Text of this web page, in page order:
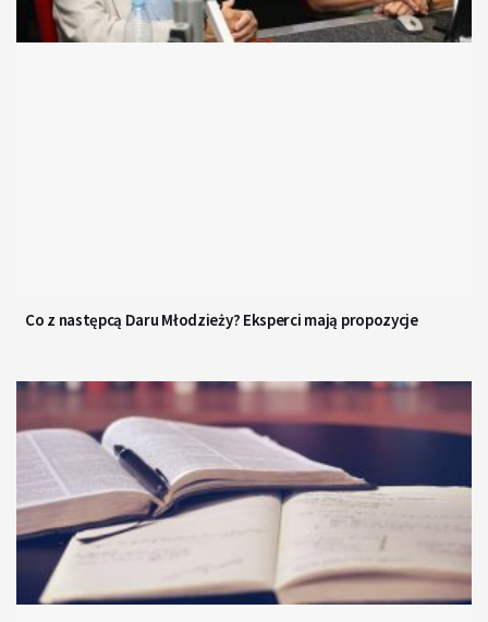
Co z następcą Daru Młodzieży? Eksperci mają propozycje